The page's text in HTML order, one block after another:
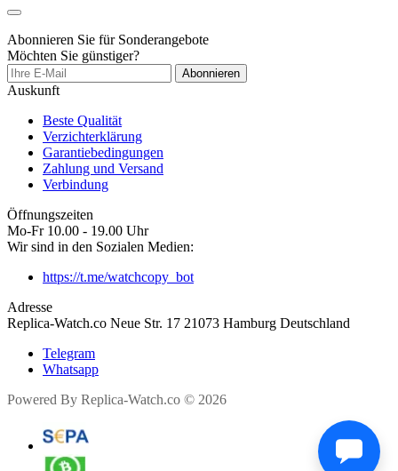
Abonnieren Sie für Sonderangebote
Möchten Sie günstiger?
Abonnieren
Auskunft
Beste Qualität
Verzichterklärung
Garantiebedingungen
Zahlung und Versand
Verbindung
Öffnungszeiten
Mo-Fr 10.00 - 19.00 Uhr
Wir sind in den Sozialen Medien:
https://t.me/watchcopy_bot
Adresse
Replica-Watch.co Neue Str. 17 21073 Hamburg Deutschland
Telegram
Whatsapp
Powered By Replica-Watch.co © 2026